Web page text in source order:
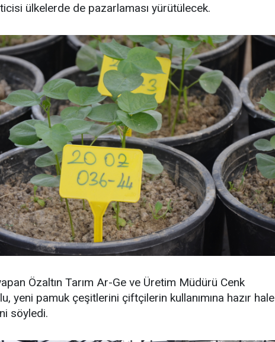
ülkelerde de pazarlaması yürütülecek.
Özaltın Tarım Ar-Ge ve Üretim Müdürü Cenk
yeni pamuk çeşitlerini çiftçilerin kullanımına hazır hale
söyledi.